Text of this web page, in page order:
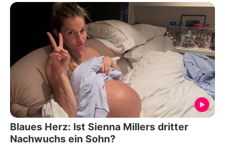
Blaues Herz: Ist Sienna Millers dritter
Nachwuchs ein Sohn?